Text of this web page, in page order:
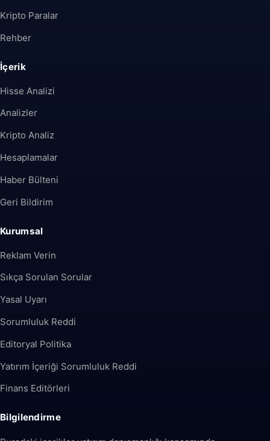
Kripto Paralar
Rehber
İçerik
Hisse Analizi
Analizler
Kripto Analiz
Hesaplamalar
Haber Bülteni
Geri Bildirim
Kurumsal
Reklam Verin
Sıkça Sorulan Sorular
Yasal Uyarı
Sorumluluk Reddi
Editoryal Politika
Yatırım İçeriği Sorumluluk Reddi
Finans Editörleri
Bilgilendirme